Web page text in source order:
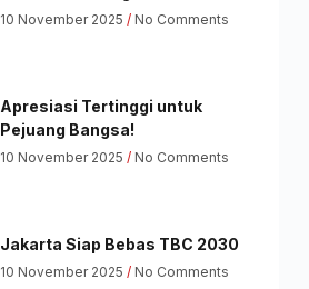
10 November 2025 No Comments
Apresiasi Tertinggi untuk
Pejuang Bangsa!
10 November 2025 No Comments
Jakarta Siap Bebas TBC 2030
10 November 2025 No Comments